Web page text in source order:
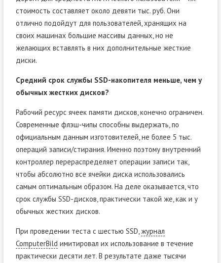
стоимость составляет около девяти тыс. руб. Они
отлично подойдут для пользователей, хранящих на
своих машинах большие массивы данных, но не
желающих вставлять в них дополнительные жесткие
диски.
Средний срок службы SSD-накопителя меньше, чем у
обычных жестких дисков?
Рабочий ресурс ячеек памяти дисков, конечно ограничен.
Современные флэш-чипы способны выдержать, по
официальным данным изготовителей, не более 5 тыс.
операций записи/стирания. Именно поэтому внутренний
контроллер перераспределяет операции записи так,
чтобы абсолютно все ячейки диска использовались
самым оптимальным образом. На деле оказывается, что
срок службы SSD-дисков, практически такой же, как и у
обычных жестких дисков.
При проведении теста с шестью SSD,журнал
ComputerBild имитировал их использование в течение
практически десяти лет. В результате даже тысячи